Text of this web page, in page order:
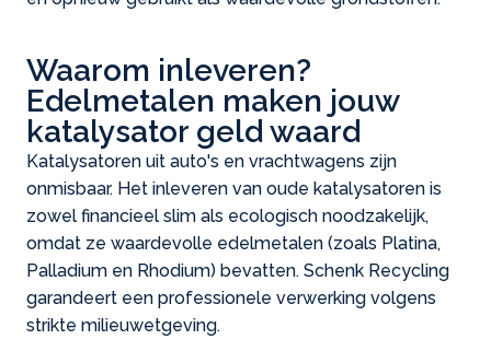
Waarom inleveren?
Edelmetalen maken jouw
katalysator geld waard
Katalysatoren uit auto's en vrachtwagens zijn
onmisbaar. Het inleveren van oude katalysatoren is
zowel financieel slim als ecologisch noodzakelijk,
omdat ze waardevolle edelmetalen (zoals Platina,
Palladium en Rhodium) bevatten. Schenk Recycling
garandeert een professionele verwerking volgens
strikte milieuwetgeving.